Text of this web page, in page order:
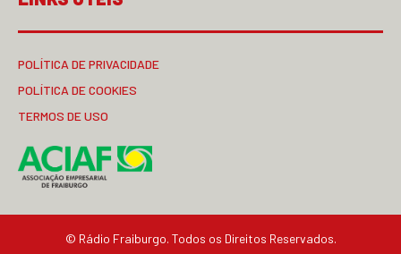
POLÍTICA DE PRIVACIDADE
POLÍTICA DE COOKIES
TERMOS DE USO
© Rádio Fraiburgo. Todos os Direitos Reservados.